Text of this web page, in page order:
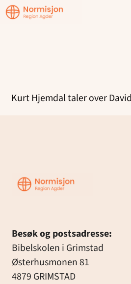
innhold
Region
Agder
Kurt Hjemdal taler over
Region
Agder
Besøk og postsadresse:
Bibelskolen i Grimstad
Østerhusmonen 81
4879 GRIMSTAD